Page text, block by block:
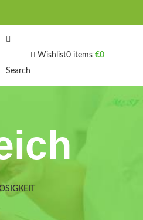
Search
Wishlist0 items €0